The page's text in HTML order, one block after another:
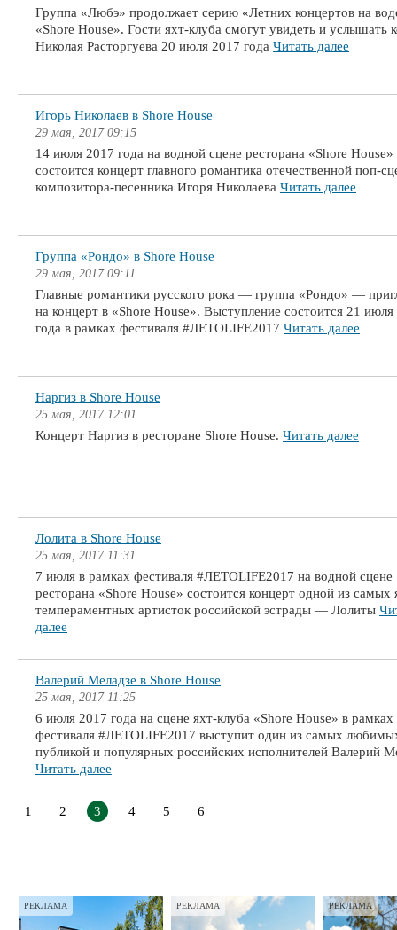
Группа «Любэ» продолжает серию «Летних концертов на
«Shore House». Гости яхт-клуба смогут увидеть и услышать
Николая Расторгуева 20 июля 2017 года Читать далее
Игорь Николаев в Shore House
29 мая, 2017 09:15
14 июля 2017 года на водной сцене ресторана «Shore House»
состоится концерт главного романтика отечественной поп-
композитора-песенника Игоря Николаева Читать далее
Группа «Рондо» в Shore House
29 мая, 2017 09:11
Главные романтики русского рока — группа «Рондо» —
на концерт в «Shore House». Выступление состоится 21
года в рамках фестиваля #ЛЕТОLIFE2017 Читать далее
Наргиз в Shore House
25 мая, 2017 12:01
Концерт Наргиз в ресторане Shore House. Читать далее
Лолита в Shore House
25 мая, 2017 11:31
7 июля в рамках фестиваля #ЛЕТОLIFE2017 на водной сцене
ресторана «Shore House» состоится концерт одной из самых
темпераментных артисток российской эстрады — Лолиты
далее
Валерий Меладзе в Shore House
25 мая, 2017 11:25
6 июля 2017 года на сцене яхт-клуба «Shore House» в рамках
фестиваля #ЛЕТОLIFE2017 выступит один из самых
публикой и популярных российских исполнителей Валерий
Читать далее
1 2 3 4 5 6
РЕКЛАМА РЕКЛАМА РЕКЛАМА